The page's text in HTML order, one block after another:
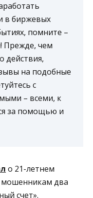
в биржевых
помните –
Прежде, чем
действия,
на подобные
с
– всеми, к
за помощью и
о 21-летнем
мошенникам два
счет».